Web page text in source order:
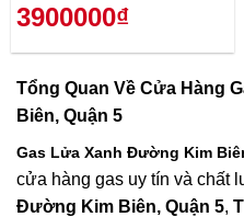
3900000₫
Tổng Quan Về Cửa Hàng
Biên, Quận 5
Gas Lửa Xanh Đường Kim
cửa hàng gas uy tín và chất
Đường Kim Biên, Quận 5,